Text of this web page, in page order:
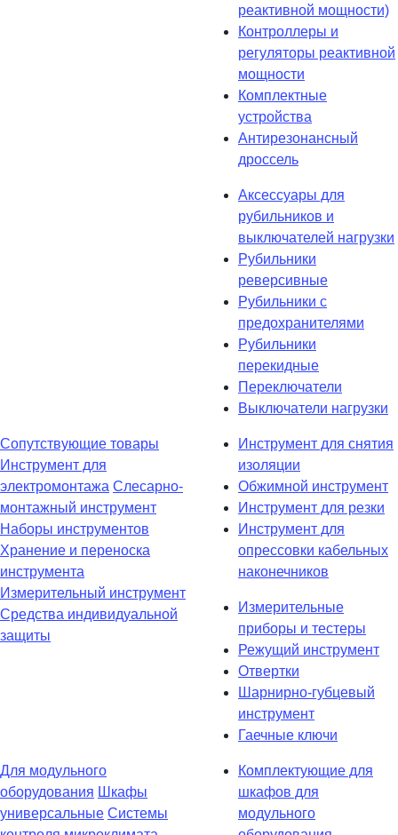
реактивной мощности)
Контроллеры и
регуляторы реактивной
мощности
Комплектные
устройства
Антирезонансный
дроссель
Аксессуары для
рубильников и
выключателей нагрузки
Рубильники
реверсивные
Рубильники с
предохранителями
Рубильники
перекидные
Переключатели
Выключатели нагрузки
Сопутствующие товары
Инструмент для
электромонтажа Слесарно-
монтажный инструмент
Наборы инструментов
Хранение и переноска
инструмента
Измерительный инструмент
Средства индивидуальной
защиты
Инструмент для снятия
изоляции
Обжимной инструмент
Инструмент для резки
Инструмент для
опрессовки кабельных
наконечников
Измерительные
приборы и тестеры
Режущий инструмент
Отвертки
Шарнирно-губцевый
инструмент
Гаечные ключи
Для модульного
оборудования Шкафы
универсальные Системы
Комплектующие для
шкафов для
модульного